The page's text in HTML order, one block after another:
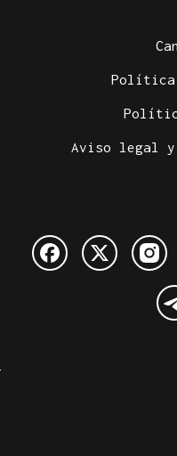
Política
Aviso legal y